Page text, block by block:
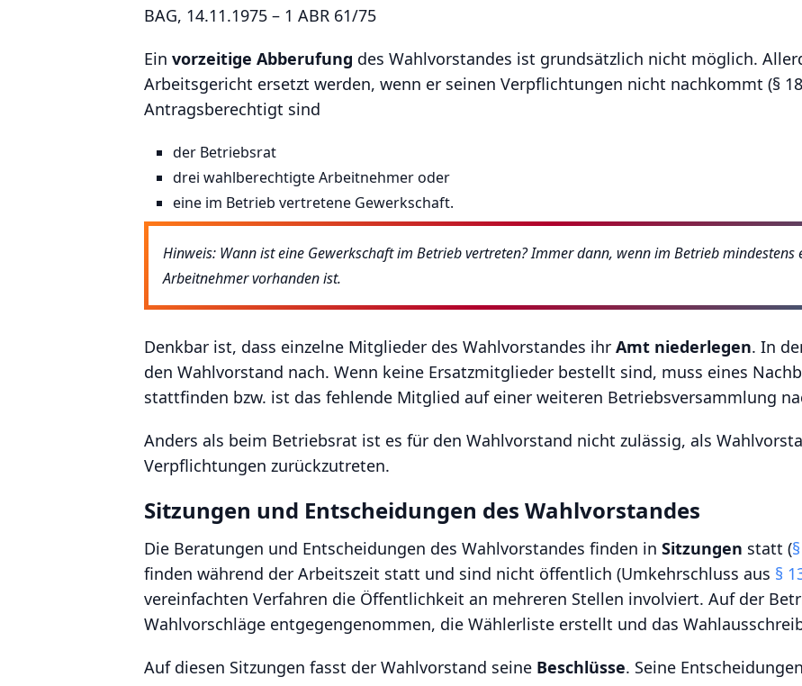
BAG, 14.11.1975 – 1 ABR 61/75
Ein vorzeitige Abberufung des Wahlvorstandes ist grundsätzlich nicht möglich.
Arbeitsgericht ersetzt werden, wenn er seinen Verpflichtungen nicht nachkommt (§ 18
Antragsberechtigt sind
der Betriebsrat
drei wahlberechtigte Arbeitnehmer oder
eine im Betrieb vertretene Gewerkschaft.
Hinweis: Wann ist eine Gewerkschaft im Betrieb vertreten? Immer dann, wenn im Betrieb
Arbeitnehmer vorhanden ist.
Denkbar ist, dass einzelne Mitglieder des Wahlvorstandes ihr Amt niederlegen. In
den Wahlvorstand nach. Wenn keine Ersatzmitglieder bestellt sind, muss eines
stattfinden bzw. ist das fehlende Mitglied auf einer weiteren Betriebsversammlung
Anders als beim Betriebsrat ist es für den Wahlvorstand nicht zulässig, als
Verpflichtungen zurückzutreten.
Sitzungen und Entscheidungen des Wahlvorstandes
Die Beratungen und Entscheidungen des Wahlvorstandes finden in Sitzungen statt (
finden während der Arbeitszeit statt und sind nicht öffentlich (Umkehrschluss aus §
vereinfachten Verfahren die Öffentlichkeit an mehreren Stellen involviert. Auf der
Wahlvorschläge entgegengenommen, die Wählerliste erstellt und das
Auf diesen Sitzungen fasst der Wahlvorstand seine Beschlüsse. Seine